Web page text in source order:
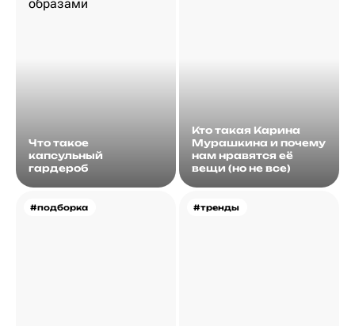
Что такое
капсульный
гардероб
Кто такая Карина
Мурашкина и почему
нам нравятся её
вещи (но не все)
#подборка #тренды